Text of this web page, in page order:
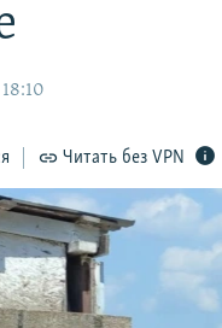
Читать без VPN